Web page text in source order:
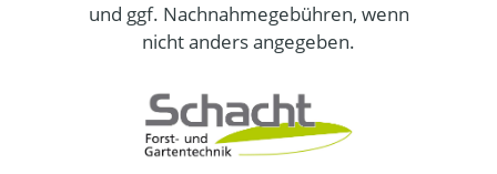
und ggf. Nachnahmegebühren, wenn
nicht anders angegeben.